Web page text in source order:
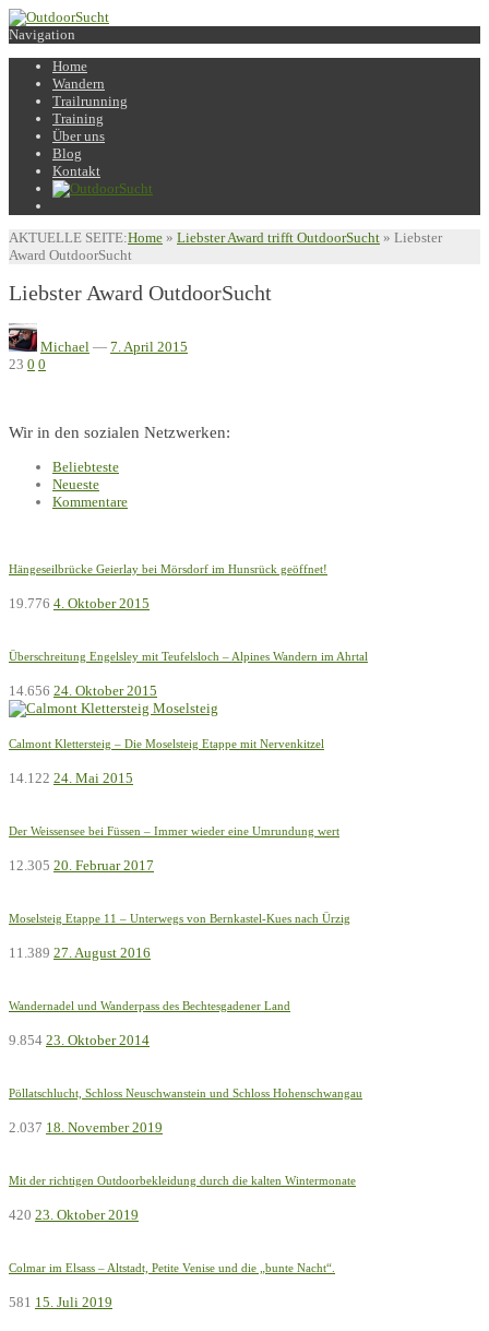
Navigation
Home
Wandern
Trailrunning
Training
Über uns
Blog
Kontakt
AKTUELLE SEITE:Home » Liebster Award trifft OutdoorSucht » Liebster
Award OutdoorSucht
Liebster Award OutdoorSucht
Michael — 7. April 2015
23 0 0
Wir in den sozialen Netzwerken:
Beliebteste
Neueste
Kommentare
Hängeseilbrücke Geierlay bei Mörsdorf im Hunsrück geöffnet!
19.776 4. Oktober 2015
Überschreitung Engelsley mit Teufelsloch – Alpines Wandern im Ahrtal
14.656 24. Oktober 2015
Calmont Klettersteig – Die Moselsteig Etappe mit Nervenkitzel
14.122 24. Mai 2015
Der Weissensee bei Füssen – Immer wieder eine Umrundung wert
12.305 20. Februar 2017
Moselsteig Etappe 11 – Unterwegs von Bernkastel-Kues nach Ürzig
11.389 27. August 2016
Wandernadel und Wanderpass des Bechtesgadener Land
9.854 23. Oktober 2014
Pöllatschlucht, Schloss Neuschwanstein und Schloss Hohenschwangau
2.037 18. November 2019
Mit der richtigen Outdoorbekleidung durch die kalten Wintermonate
420 23. Oktober 2019
Colmar im Elsass – Altstadt, Petite Venise und die „bunte Nacht“.
581 15. Juli 2019